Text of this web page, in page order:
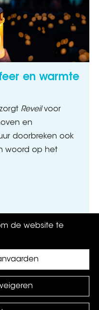
en warmte
Reveilvoor
en
doorbreken ook
woord op het
de website te